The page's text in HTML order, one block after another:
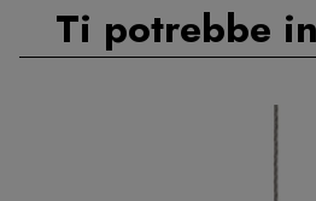
Ti potrebbe